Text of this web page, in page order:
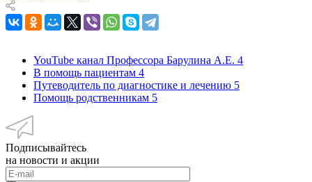
YouTube канал Профессора Барулина А.Е. 4
В помощь пациентам 4
Путеводитель по диагностике и лечению 5
Помощь родственникам 5
Подписывайтесь
на новости и акции